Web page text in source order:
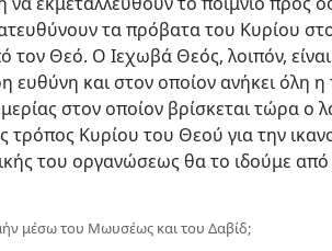
τα πρόβατα του Κυρίου
τον Θεό. Ο Ιεχωβά Θεός, λοιπόν,
ευθύνη και στον οποίον ανήκει όλη η
στον οποίον βρίσκεται τώρα ο
τρόπος Κυρίου του Θεού για την
του οργανώσεως θα το ιδούμε από
μέσω του Μωυσέως και του Δαβίδ;